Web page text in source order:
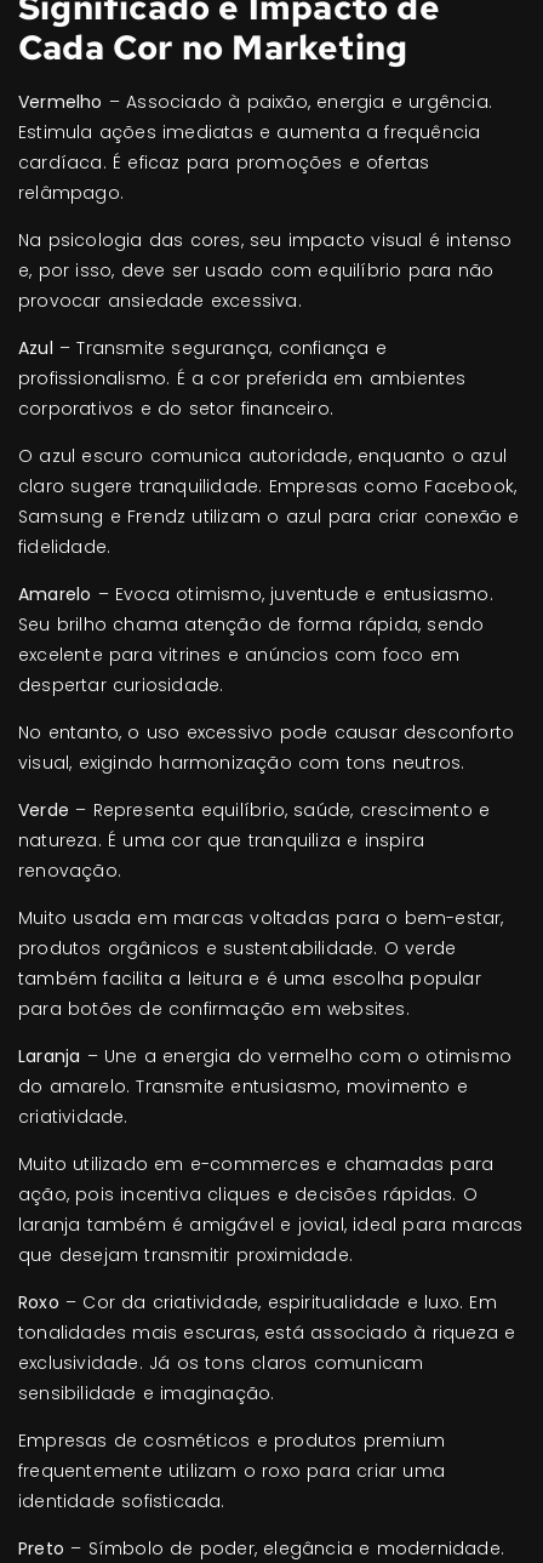
Cada Cor no Marketing
Vermelho – Associado à paixão, energia e urgência.
Estimula ações imediatas e aumenta a frequência
cardíaca. É eficaz para promoções e ofertas
relâmpago.
Na psicologia das cores, seu impacto visual é intenso
e, por isso, deve ser usado com equilíbrio para não
provocar ansiedade excessiva.
Azul – Transmite segurança, confiança e
profissionalismo. É a cor preferida em ambientes
corporativos e do setor financeiro.
O azul escuro comunica autoridade, enquanto o azul
claro sugere tranquilidade. Empresas como Facebook,
Samsung e Frendz utilizam o azul para criar conexão e
fidelidade.
Amarelo – Evoca otimismo, juventude e entusiasmo.
Seu brilho chama atenção de forma rápida, sendo
excelente para vitrines e anúncios com foco em
despertar curiosidade.
No entanto, o uso excessivo pode causar desconforto
visual, exigindo harmonização com tons neutros.
Verde – Representa equilíbrio, saúde, crescimento e
natureza. É uma cor que tranquiliza e inspira
renovação.
Muito usada em marcas voltadas para o bem-estar,
produtos orgânicos e sustentabilidade. O verde
também facilita a leitura e é uma escolha popular
para botões de confirmação em websites.
Laranja – Une a energia do vermelho com o otimismo
do amarelo. Transmite entusiasmo, movimento e
criatividade.
Muito utilizado em e-commerces e chamadas para
ação, pois incentiva cliques e decisões rápidas. O
laranja também é amigável e jovial, ideal para marcas
que desejam transmitir proximidade.
Roxo – Cor da criatividade, espiritualidade e luxo. Em
tonalidades mais escuras, está associado à riqueza e
exclusividade. Já os tons claros comunicam
sensibilidade e imaginação.
Empresas de cosméticos e produtos premium
frequentemente utilizam o roxo para criar uma
identidade sofisticada.
Preto – Símbolo de poder, elegância e modernidade.